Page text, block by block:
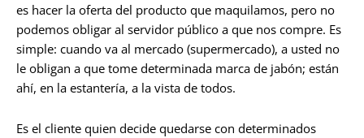
es hacer la oferta del producto que maquilamos, pero no
podemos obligar al servidor público a que nos compre. Es
simple: cuando va al mercado (supermercado), a usted no
le obligan a que tome determinada marca de jabón; están
ahí, en la estantería, a la vista de todos.
Es el cliente quien decide quedarse con determinados